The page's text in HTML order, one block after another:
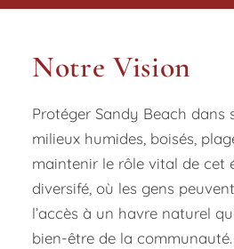
Notre Vision
Protéger Sandy Beach dans
milieux humides, boisés,
maintenir le rôle vital de cet
diversifé, où les gens
l’accès à un havre naturel
bien-être de la communauté.